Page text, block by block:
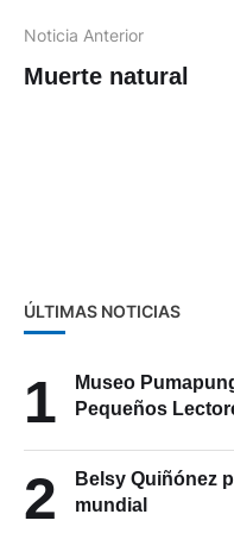
Noticia Anterior
Muerte natural
ÚLTIMAS NOTICIAS
1
Museo
Pequeños
2
Belsy Quiñónez
mundial